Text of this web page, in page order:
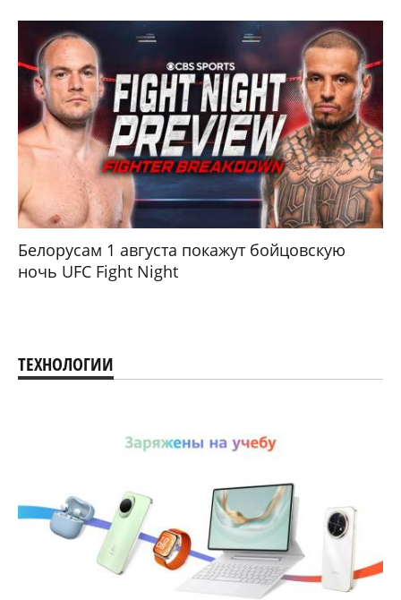
Белорусам 1 августа покажут бойцовскую
ночь UFC Fight Night
ТЕХНОЛОГИИ